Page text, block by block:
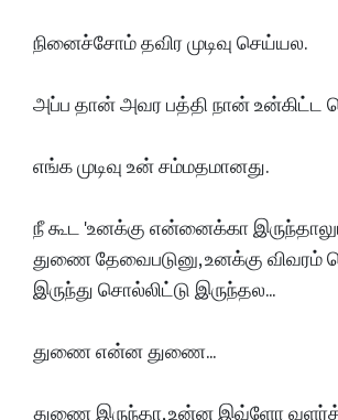
நினைச்சோம் தவிர முடிவு செய்யல.
அப்ப தான் அவர பத்தி நான்
எங்க முடிவு உன் சம்மதமானது.
நீ கூட 'உனக்கு என்னைக்கா
துணை தேவைபடுனு, உனக்கு விவரம்
இருந்து சொல்லிட்டு இருந்தல...
துணை என்ன துணை...